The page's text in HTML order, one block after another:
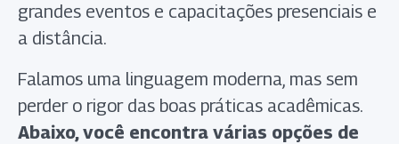
grandes eventos e capacitações presenciais e
a distância.
Falamos uma linguagem moderna, mas sem
perder o rigor das boas práticas acadêmicas.
Abaixo, você encontra várias opções de